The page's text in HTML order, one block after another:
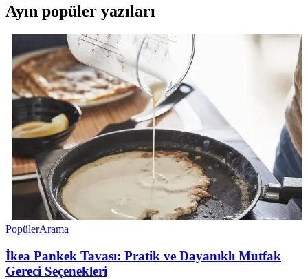
Ayın popüler yazıları
PopülerArama
İkea Pankek Tavası: Pratik ve Dayanıklı Mutfak
Gereci Seçenekleri